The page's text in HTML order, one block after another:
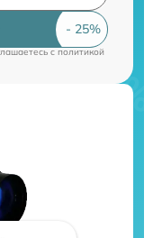
cполитикой